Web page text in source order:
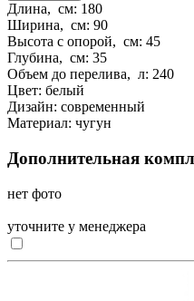
Длина, см: 180
Ширина, см: 90
Высота с опорой, см: 45
Глубина, см: 35
Объем до перелива, л: 240
Цвет: белый
Дизайн: современный
Материал: чугун
Дополнительная
нет фото
уточните у менеджера